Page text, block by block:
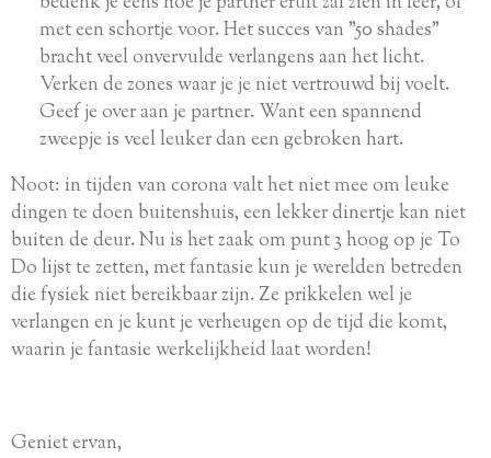
met een schortje voor. Het succes van "50 shades"
bracht veel onvervulde verlangens aan het licht.
Verken de zones waar je je niet vertrouwd bij voelt.
Geef je over aan je partner. Want een spannend
zweepje is veel leuker dan een gebroken hart.
Noot: in tijden van corona valt het niet mee om leuke
dingen te doen buitenshuis, een lekker dinertje kan niet
buiten de deur. Nu is het zaak om punt 3 hoog op je To
Do lijst te zetten, met fantasie kun je werelden betreden
die fysiek niet bereikbaar zijn. Ze prikkelen wel je
verlangen en je kunt je verheugen op de tijd die komt,
waarin je fantasie werkelijkheid laat worden!
Geniet ervan,